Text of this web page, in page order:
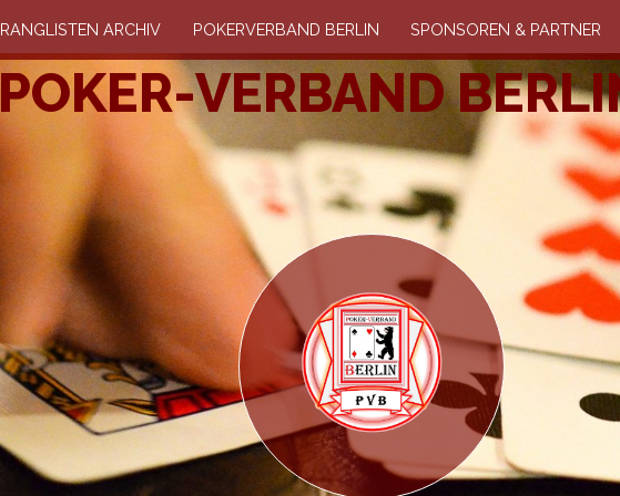
RANGLISTEN ARCHIV POKERVERBAND BERLIN SPONSOREN & PARTNER
POKER-VERBAND